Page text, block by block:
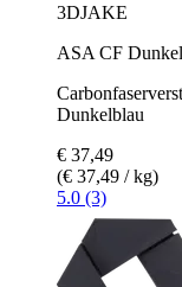
3DJAKE
ASA CF
Dunkelblau
€ 37,49
(€ 37,49 / kg)
5.0 (3)